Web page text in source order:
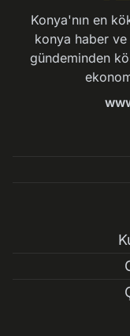
Konya'nın en
konya haber
gündeminden